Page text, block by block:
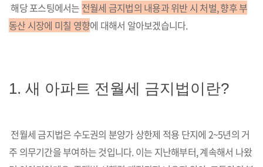
해당 포스팅에서는 전월세 금지법의 내용과 위반 시 처벌, 향후 부
동산 시장에 미칠 영향에 대해서 알아보겠습니다.
1. 새 아파트 전월세 금지법이란?
전월세 금지법은 수도권의 분양가 상한제 적용 단지에 2~5년의 거
주 의무기간을 부여하는 것입니다. 이는 지난해부터, 계속해서 나왔